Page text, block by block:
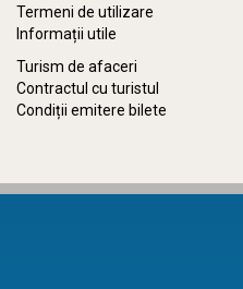
Termeni de utilizare
Informații utile
Turism de afaceri
Contractul cu turistul
Condiții emitere bilete